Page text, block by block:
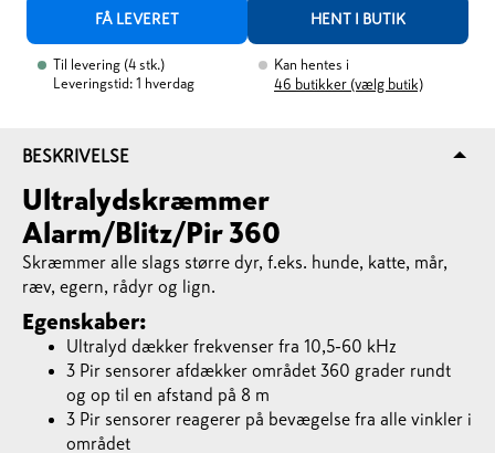
FÅ LEVERET HENT I BUTIK
Til levering (4 stk.)
Leveringstid: 1 hverdag
Kan hentes i
46 butikker (vælg butik)
BESKRIVELSE
Ultralydskræmmer
Alarm/Blitz/Pir 360
Skræmmer alle slags større dyr, f.eks. hunde, katte, mår,
ræv, egern, rådyr og lign.
Egenskaber:
Ultralyd dækker frekvenser fra 10,5-60 kHz
3 Pir sensorer afdækker området 360 grader rundt
og op til en afstand på 8 m
3 Pir sensorer reagerer på bevægelse fra alle vinkler i
området